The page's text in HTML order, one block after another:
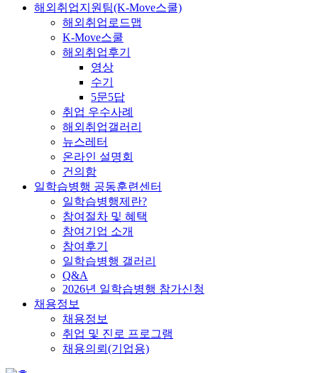
해외취업지원팀(K-Move스쿨)
해외취업로드맵
K-Move스쿨
해외취업후기
영상
수기
5문5답
취업 우수사례
해외취업갤러리
뉴스레터
온라인 설명회
건의함
일학습병행 공동훈련센터
일학습병행제란?
참여절차 및 혜택
참여기업 소개
참여후기
일학습병행 갤러리
Q&A
2026년 일학습병행 참가신청
채용정보
채용정보
취업 및 진로 프로그램
채용의뢰(기업용)